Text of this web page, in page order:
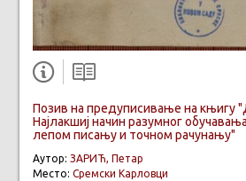
Позив на предуписивање на књигу
Најлакшиј начин разумног
лепом писању и точном рачунању"
Аутор: ЗАРИЋ, Петар
Место: Сремски Карловци